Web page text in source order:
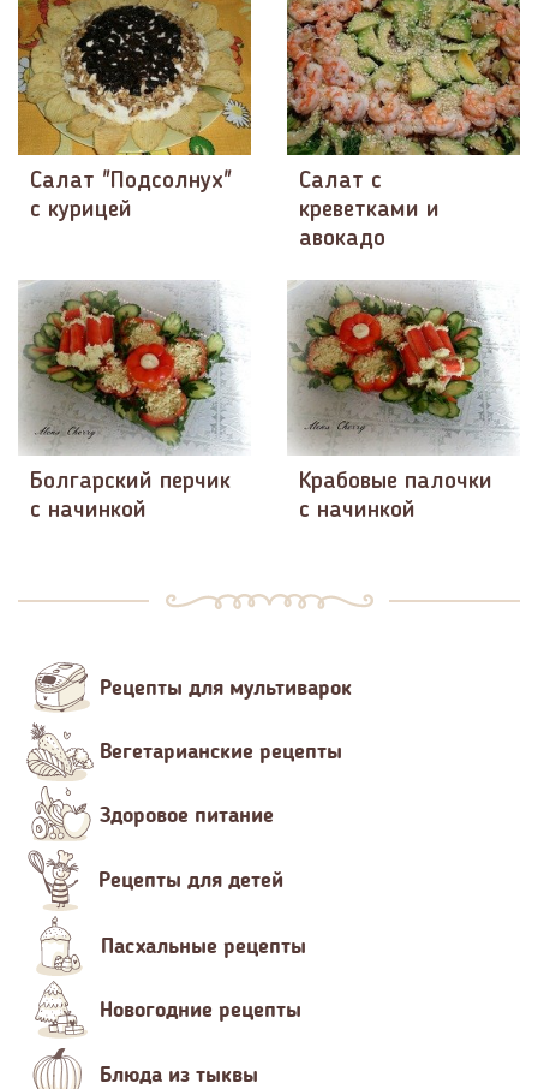
Салат "Подсолнух"
с курицей
Салат с
креветками и
авокадо
Болгарский перчик
с начинкой
Крабовые палочки
с начинкой
Рецепты для мультиварок
Вегетарианские рецепты
Здоровое питание
Рецепты для детей
Пасхальные рецепты
Новогодние рецепты
Блюда из тыквы